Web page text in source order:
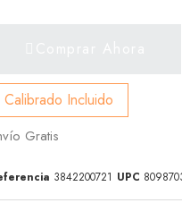
Calibrado Incluido
Gratis
3842200721 UPC